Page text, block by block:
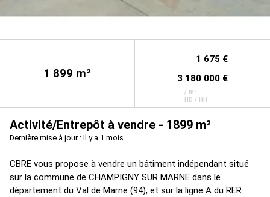
1 899 m²
1 675 €
3 180 000 €
/ m²
HD / HH
Activité/Entrepôt à vendre - 1899 m²
Dernière mise à jour : Il y a 1 mois
CBRE vous propose à vendre un bâtiment indépendant situé
sur la commune de CHAMPIGNY SUR MARNE dans le
département du Val de Marne (94), et sur la ligne A du RER